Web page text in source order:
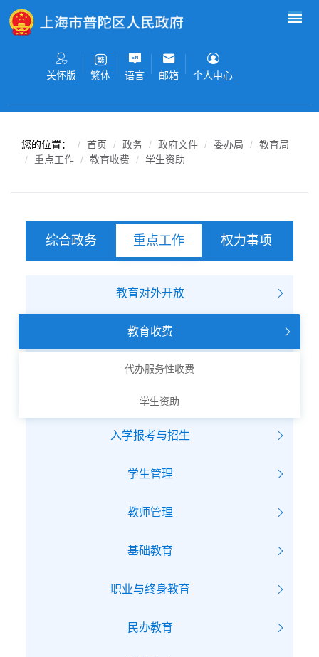
无障碍操作说明
关怀版 繁体 语言 邮箱 个人中心
您的位置： 首页 政务 政府文件 委办局
教育局
重点工作
教育收费 学生资助
综合政务 重点工作 权力事项
教育对外开放
教育收费
代办服务性收费
学生资助
入学报考与招生
学生管理
教师管理
基础教育
职业与终身教育
民办教育